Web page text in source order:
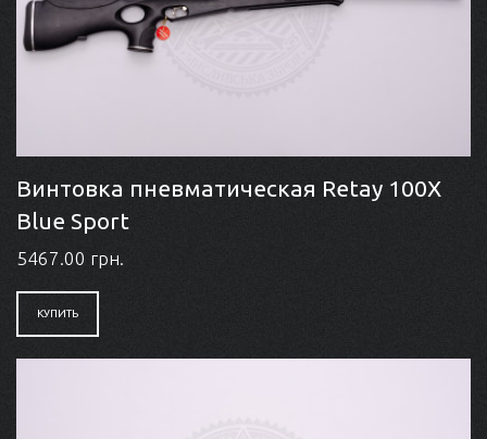
Винтовка пневматическая Retay 100X
Blue Sport
5467.00 грн.
КУПИТЬ